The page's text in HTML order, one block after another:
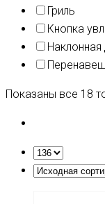
Гриль
Кнопка
Наклонная
Показаны все 18